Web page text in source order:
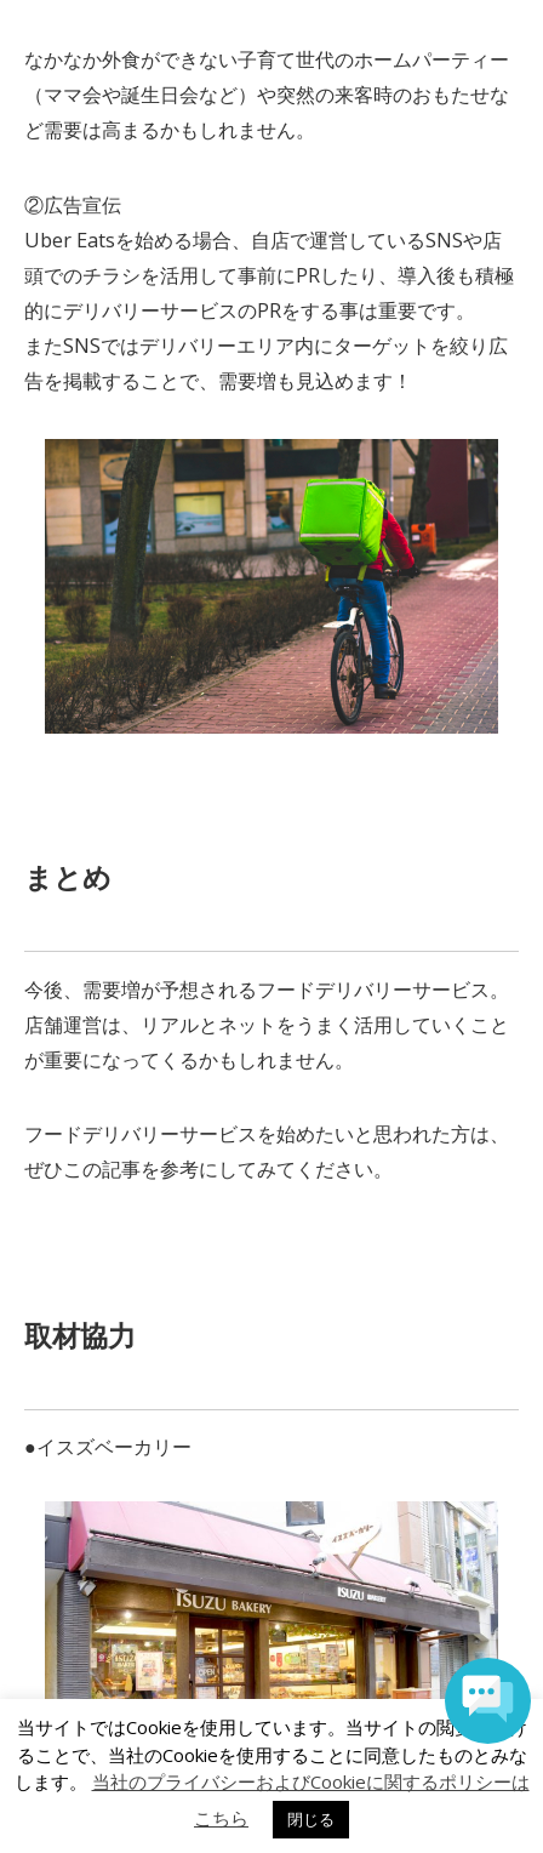
なかなか外食ができない子育て世代のホームパーティー
（ママ会や誕生日会など）や突然の来客時のおもたせな
ど需要は高まるかもしれません。
②広告宣伝
Uber Eatsを始める場合、自店で運営しているSNSや店
頭でのチラシを活用して事前にPRしたり、導入後も積極
的にデリバリーサービスのPRをする事は重要です。
またSNSではデリバリーエリア内にターゲットを絞り広
告を掲載することで、需要増も見込めます！
まとめ
今後、需要増が予想されるフードデリバリーサービス。
店舗運営は、リアルとネットをうまく活用していくこと
が重要になってくるかもしれません。
フードデリバリーサービスを始めたいと思われた方は、
ぜひこの記事を参考にしてみてください。
取材協力
●イスズベーカリー
当サイトではCookieを使用しています。当サイトの閲覧を続け
ることで、当社のCookieを使用することに同意したものとみな
します。 当社のプライバシーおよびCookieに関するポリシーは
こちら
閉じる